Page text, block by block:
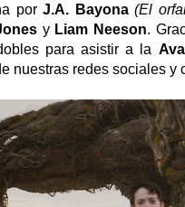
porJ.A. Bayona (El
y Liam Neeson.
para asistir a la
nuestras redes sociales y